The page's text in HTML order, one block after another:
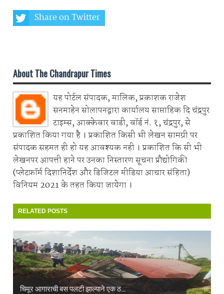
Share on Twitter
About The Chandrapur Times
यह पोर्टल संपादक, मालिक, प्रकाशक राजेश
सनमाहेन सोलापनद्वारा कार्यालय साप्ताहिक दि चंद्रपुर
टाइम्स, आक्केवार वाडी, वॉर्ड नं. १, चंद्रपुर, से
प्रकाशित किया गया है । प्रकाशित किसी भी लेखन सामग्री पर
संपादक सहमत ही हो यह आवश्यक नही । प्रकाशित कि सी भी
लेखनपर आपत्ती हाने पर उनका निस्तारण सूचना प्रौद्योगिकी
(प्लेटफ़ॉर्म दिशानिर्देश और डिजिटल मीडिया आचार संहिता)
विनियम 2021 के तहत किया जायेगा ।
RELATED POSTS
चिमूर आगाराची बस पलटी झाल्याने एक ठ...